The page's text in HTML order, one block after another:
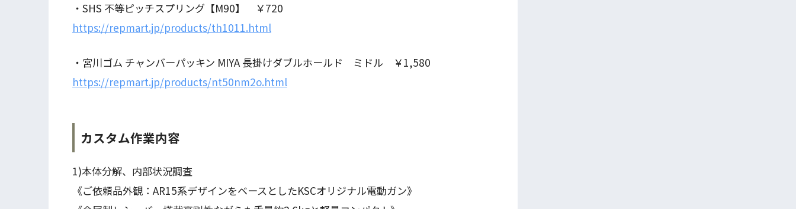
・SHS 不等ピッチスプリング【M90】 ￥720
https://repmart.jp/products/th1011.html
・宮川ゴム チャンバーパッキン MIYA 長掛けダブルホールド ミドル ￥1,580
https://repmart.jp/products/nt50nm2o.html
カスタム作業内容
1)本体分解、内部状況調査
《ご依頼品外観：AR15系デザインをベースとしたKSCオリジナル電動ガン》